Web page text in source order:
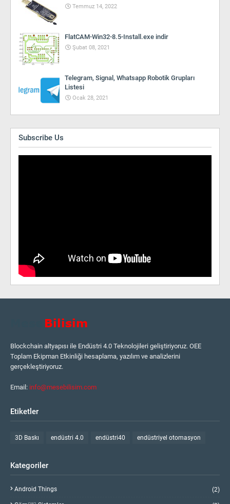
Temmuz 14, 2022
FlatCAM-Win32-8.5-Install.exe indir
Şubat 08, 2021
Telegram, Signal, Whatsapp Robotik Grupları
Listesi
Ocak 28, 2021
Subscribe Us
Blockchain altyapısı ile Endüstri 4.0 Teknolojileri geliştiriyoruz. OEE
Toplam Ekipman Etkinliği hesaplama, yazılım ve analizlerini
gerçekleştiriyoruz.
Email: info@mesebilisim.com
Etiketler
3D Baskı endüstri 4.0 endüstri40 endüstriyel otomasyon
Kategoriler
Android Things (2)